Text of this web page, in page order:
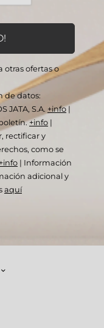
otras ofertas o
de datos:
JATA, S.A. +info |
+info |
rectificar y
como se
+info | Información
adicional y
aquí